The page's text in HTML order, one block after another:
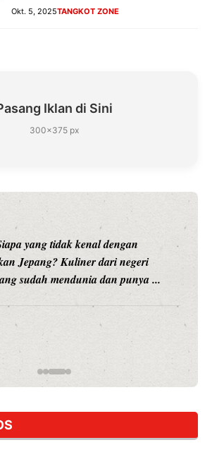
Okt. 5, 2025TANGKOT ZONE
Iklan di Sini
300×375 px
sangka, dua nama besar di dunia
Srimulat dan Vicky Prasetyo, kini
kuliner dengan ...
Srimulat & Vicky Prasetyo Buka Restoran
Mami Bikin Nagih!